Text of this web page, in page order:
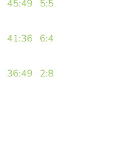
45:49 5:5
41:36 6:4
36:49 2:8